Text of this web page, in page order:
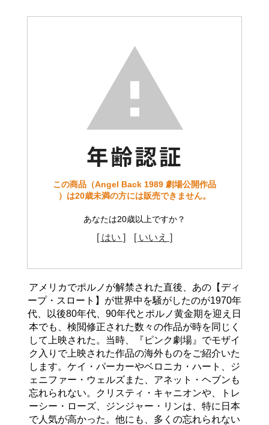
この商品（Angel Back 1989 劇場公開作品
）は20歳未満の方には販売できません。
あなたは20歳以上ですか？
[ はい ] [ いいえ ]
アメリカでポルノが解禁された直後、あの【ディ
ープ・スロート】が世界中を騒がしたのが1970年
代、以後80年代、90年代とポルノ黄金期を迎え日
本でも、検閲修正された数々の作品が時を同じく
して上映された。当時、『ピンク劇場』でモザイ
ク入りで上映された作品の海外ものをご紹介いた
します。ケイ・パーカーやベロニカ・ハート、ジ
ェニファー・ウェルズまた、アネット・ヘブンも
忘れられない。クリスティ・キャニオンや、トレ
ーシー・ローズ、ジンジャー・リンは、特に日本
で人気が高かった。他にも、多くの忘れられない